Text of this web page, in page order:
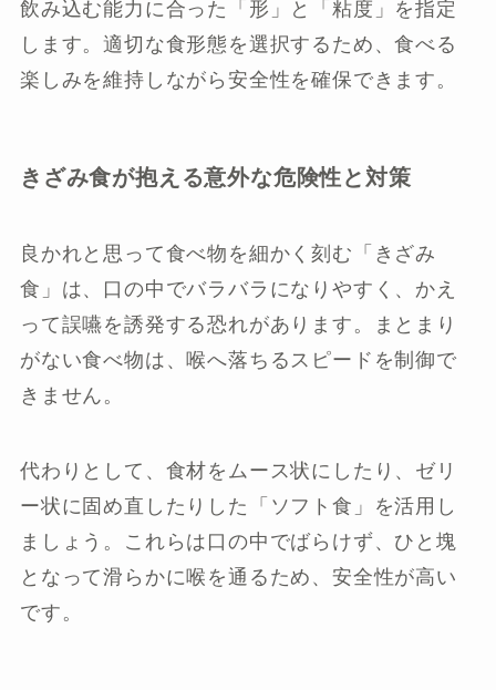
飲み込む能力に合った「形」と「粘度」を指定
します。適切な食形態を選択するため、食べる
楽しみを維持しながら安全性を確保できます。
きざみ食が抱える意外な危険性と対策
良かれと思って食べ物を細かく刻む「きざみ
食」は、口の中でバラバラになりやすく、かえ
って誤嚥を誘発する恐れがあります。まとまり
がない食べ物は、喉へ落ちるスピードを制御で
きません。
代わりとして、食材をムース状にしたり、ゼリ
ー状に固め直したりした「ソフト食」を活用し
ましょう。これらは口の中でばらけず、ひと塊
となって滑らかに喉を通るため、安全性が高い
です。